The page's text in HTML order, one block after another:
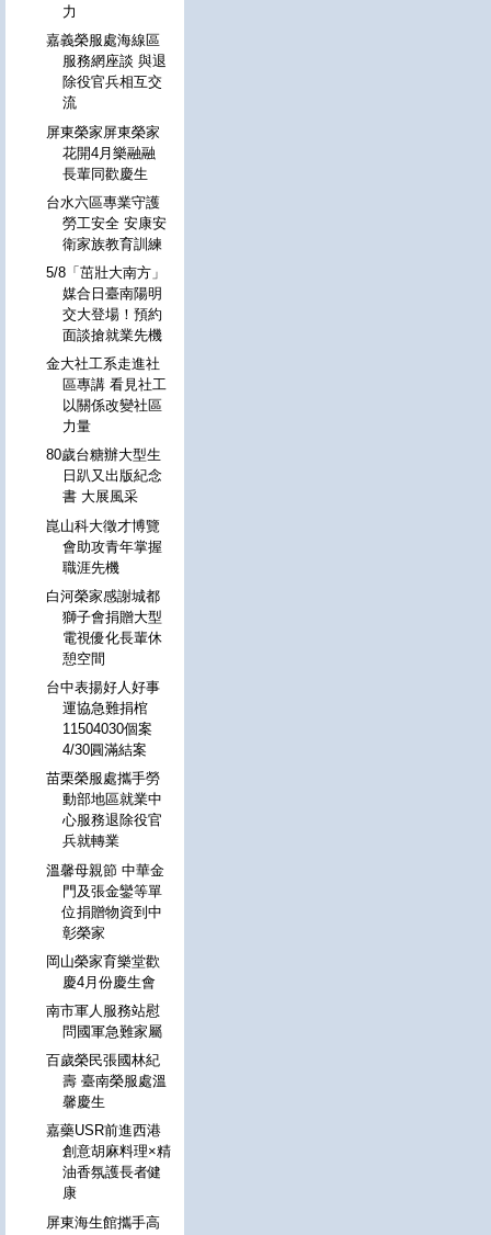
力
嘉義榮服處海線區
服務網座談 與退
除役官兵相互交
流
屏東榮家屏東榮家
花開4月樂融融
長輩同歡慶生
台水六區專業守護
勞工安全 安康安
衛家族教育訓練
5/8「茁壯大南方」
媒合日臺南陽明
交大登場！預約
面談搶就業先機
金大社工系走進社
區專講 看見社工
以關係改變社區
力量
80歲台糖辦大型生
日趴又出版紀念
書 大展風采
崑山科大徵才博覽
會助攻青年掌握
職涯先機
白河榮家感謝城都
獅子會捐贈大型
電視優化長輩休
憩空間
台中表揚好人好事
運協急難捐棺
11504030個案
4/30圓滿結案
苗栗榮服處攜手勞
動部地區就業中
心服務退除役官
兵就轉業
溫馨母親節 中華金
門及張金鑾等單
位捐贈物資到中
彰榮家
岡山榮家育樂堂歡
慶4月份慶生會
南市軍人服務站慰
問國軍急難家屬
百歲榮民張國林紀
壽 臺南榮服處溫
馨慶生
嘉藥USR前進西港
創意胡麻料理×精
油香氛護長者健
康
屏東海生館攜手高